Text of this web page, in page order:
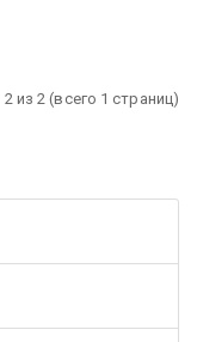
из 2 (всего 1 страниц)